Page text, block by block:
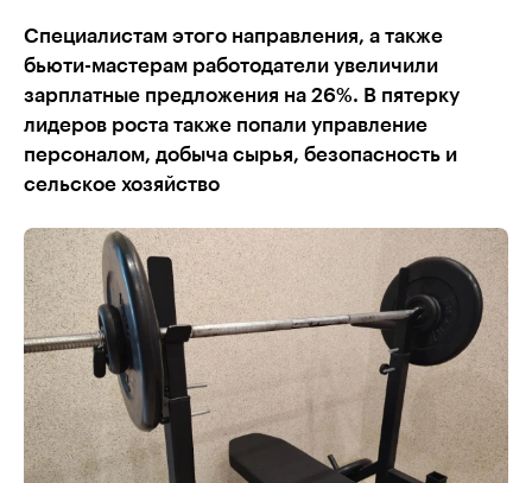
Специалистам этого направления, а также
бьюти-мастерам работодатели увеличили
зарплатные предложения на 26%. В пятерку
лидеров роста также попали управление
персоналом, добыча сырья, безопасность и
сельское хозяйство